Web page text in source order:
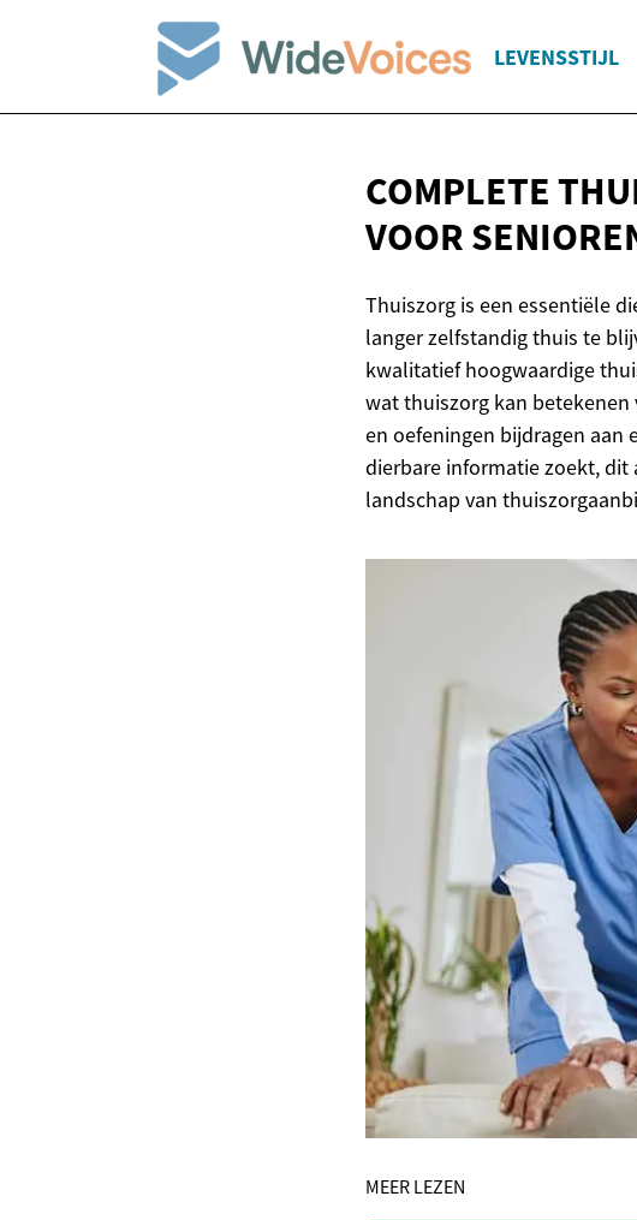
LEVENSSTIJL
COMPLETE
VOOR
Thuiszorg is een essentiële
langer zelfstandig thuis te
kwalitatief hoogwaardige
wat thuiszorg kan
en oefeningen bijdragen aan
dierbare informatie zoekt,
landschap van
MEER LEZEN